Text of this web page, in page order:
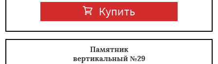
Купить
Памятник
вертикальный №29